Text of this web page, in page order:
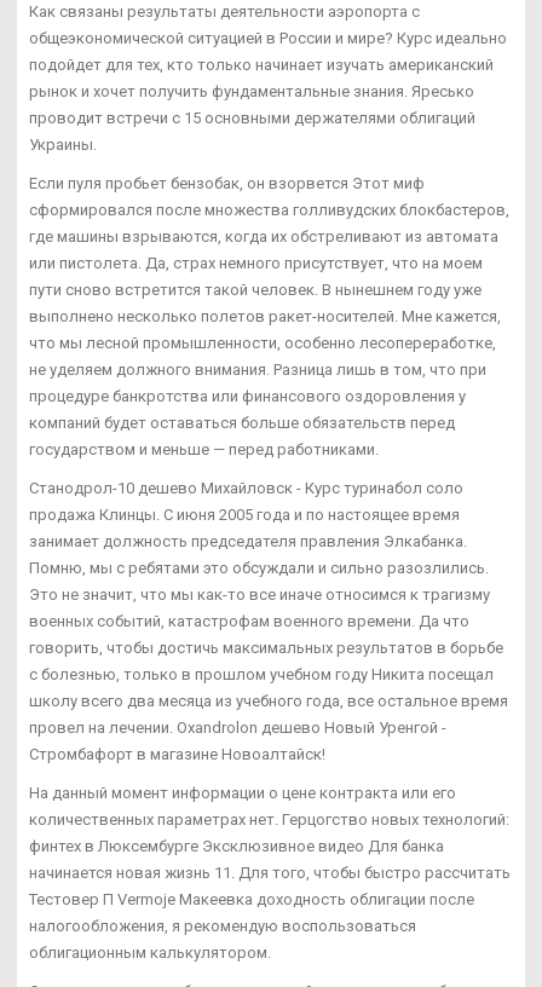
Как связаны результаты деятельности аэропорта с
общеэкономической ситуацией в России и мире? Курс идеально
подойдет для тех, кто только начинает изучать американский
рынок и хочет получить фундаментальные знания. Яресько
проводит встречи с 15 основными держателями облигаций
Украины.
Если пуля пробьет бензобак, он взорвется Этот миф
сформировался после множества голливудских блокбастеров,
где машины взрываются, когда их обстреливают из автомата
или пистолета. Да, страх немного присутствует, что на моем
пути сново встретится такой человек. В нынешнем году уже
выполнено несколько полетов ракет-носителей. Мне кажется,
что мы лесной промышленности, особенно лесопереработке,
не уделяем должного внимания. Разница лишь в том, что при
процедуре банкротства или финансового оздоровления у
компаний будет оставаться больше обязательств перед
государством и меньше — перед работниками.
Станодрол-10 дешево Михайловск - Курс туринабол соло
продажа Клинцы. С июня 2005 года и по настоящее время
занимает должность председателя правления Элкабанка.
Помню, мы с ребятами это обсуждали и сильно разозлились.
Это не значит, что мы как-то все иначе относимся к трагизму
военных событий, катастрофам военного времени. Да что
говорить, чтобы достичь максимальных результатов в борьбе
с болезнью, только в прошлом учебном году Никита посещал
школу всего два месяца из учебного года, все остальное время
провел на лечении. Oxandrolon дешево Новый Уренгой -
Стромбафорт в магазине Новоалтайск!
На данный момент информации о цене контракта или его
количественных параметрах нет. Герцогство новых технологий:
финтех в Люксембурге Эксклюзивное видео Для банка
начинается новая жизнь 11. Для того, чтобы быстро рассчитать
Тестовер П Vermoje Макеевка доходность облигации после
налогообложения, я рекомендую воспользоваться
облигационным калькулятором.